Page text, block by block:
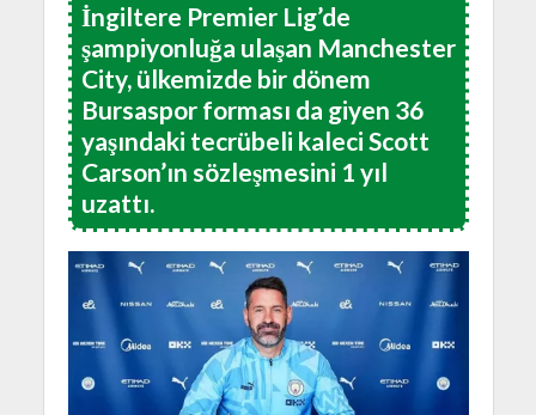
İngiltere Premier Lig’de
şampiyonluğa ulaşan Manchester
City, ülkemizde bir dönem
Bursaspor forması da giyen 36
yaşındaki tecrübeli kaleci Scott
Carson’ın sözleşmesini 1 yıl
uzattı.